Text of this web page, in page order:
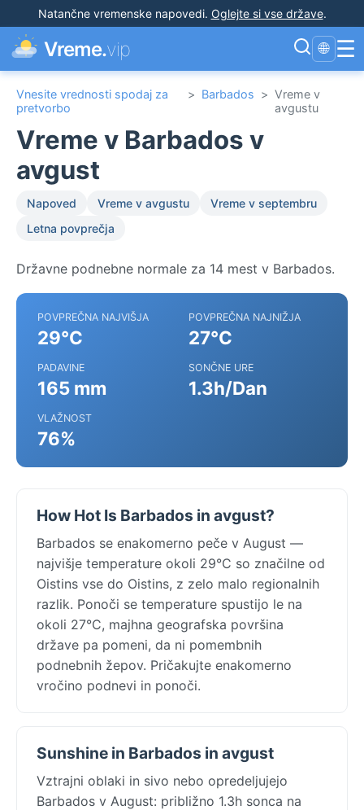
Natančne vremenske napovedi. Oglejte si vse države.
Vreme.vip 🌐 ☰
Vnesite vrednosti spodaj za
pretvorbo
> Barbados > Vreme v
avgustu
Vreme v Barbados v
avgust
Napoved Vreme v avgustu
Vreme v septembru
Letna povprečja
Državne podnebne normale za 14 mest v Barbados.
POVPREČNA NAJVIŠJA
29°C
POVPREČNA NAJNIŽJA
27°C
PADAVINE
165 mm
SONČNE URE
1.3h/Dan
VLAŽNOST
76%
How Hot Is Barbados in avgust?
Barbados se enakomerno peče v August —
najvišje temperature okoli 29°C so značilne od
Oistins vse do Oistins, z zelo malo regionalnih
razlik. Ponoči se temperature spustijo le na
okoli 27°C, majhna geografska površina
države pa pomeni, da ni pomembnih
podnebnih žepov. Pričakujte enakomerno
vročino podnevi in ponoči.
Sunshine in Barbados in avgust
Vztrajni oblaki in sivo nebo opredeljujejo
Barbados v August: približno 1.3h sonca na